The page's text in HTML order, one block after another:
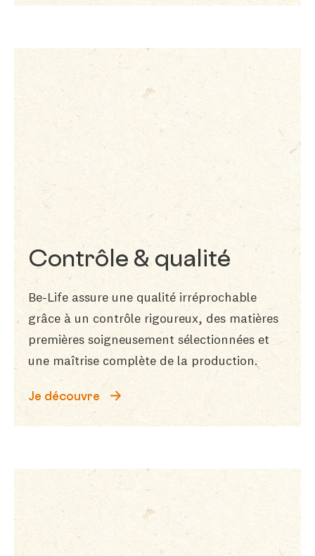
Contrôle & qualité
Be-Life assure une qualité irréprochable
grâce à un contrôle rigoureux, des matières
premières soigneusement sélectionnées et
une maîtrise complète de la production.
Je découvre